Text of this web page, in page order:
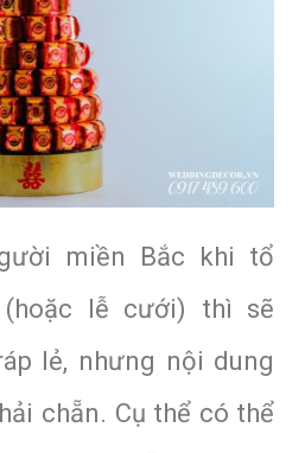
miền Bắc khi tổ
(hoặc lễ cưới) thì sẽ
lẻ, nhưng nội dung
chẵn. Cụ thể có thể